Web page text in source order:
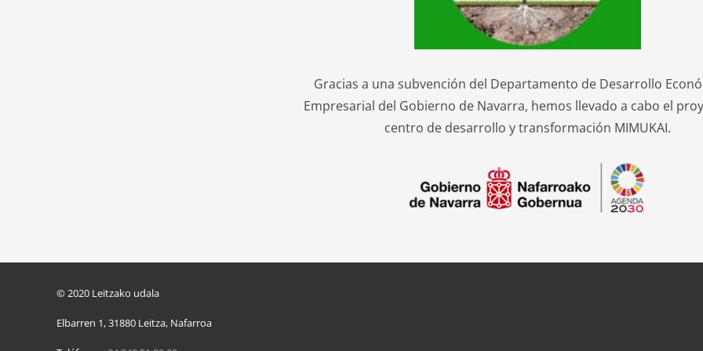
Gracias a una subvención del Departamento de Desarrollo
Empresarial del Gobierno de Navarra, hemos llevado a cabo el
centro de desarrollo y transformación MIMUKAI.
© 2020 Leitzako udala
Elbarren 1, 31880 Leitza, Nafarroa